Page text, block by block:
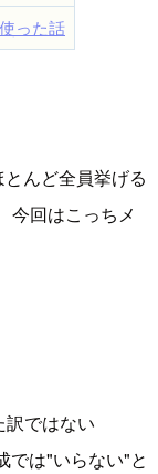
った話
んど全員挙げる
回はこっちメ
ではない
では"いらない"と